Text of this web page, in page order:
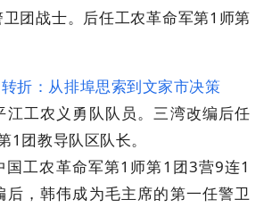
团战士。后任工农革命军第1师第
江工农义勇队队员。三湾改编后任
1团教导队区队长。
国工农革命军第1师第1团3营9连1
后，韩伟成为毛主席的第一任警卫